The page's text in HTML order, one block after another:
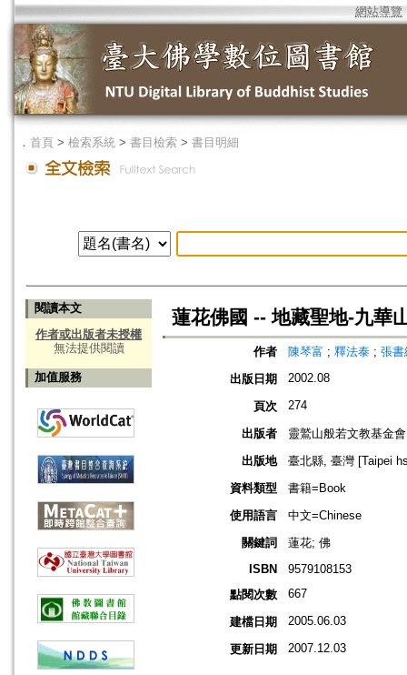
網站導覽
． 首頁 > 檢索系統 > 書目檢索 > 書目明細
閱讀本文
作者或出版者未授權
無法提供閱讀
加值服務
蓮花佛國 -- 地藏聖地-九
作者 陳琴富 ; 釋法泰 ; 張書
出版日期
2002.08
頁次 274
出版者
靈鷲山般若文教基金會
出版地
臺北縣, 臺灣 [Taipei
資料類型
書籍=Book
使用語言
中文=Chinese
關鍵詞
蓮花; 佛
ISBN
9579108153
點閱次數
667
建檔日期 2005.06.03
更新日期 2007.12.03